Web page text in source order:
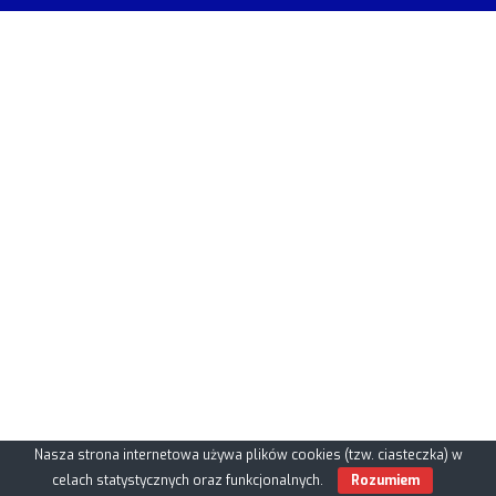
Nasza strona internetowa używa plików cookies (tzw. ciasteczka) w
celach statystycznych oraz funkcjonalnych.
Rozumiem